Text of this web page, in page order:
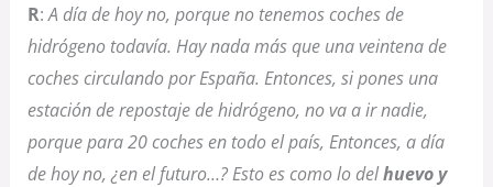
R:A día de hoy no, porque no tenemos coches de
hidrógeno todavía. Hay nada más que una veintena de
coches circulando por España. Entonces, si pones una
estación de repostaje de hidrógeno, no va a ir nadie,
porque para 20 coches en todo el país, Entonces, a día
de hoy no, ¿en el futuro…? Esto es como lo delhuevo y